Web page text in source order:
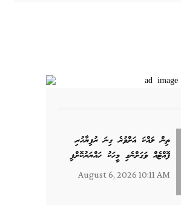
ތިން ލައްކަ އަށްވުރެ ގިނަ ރުފިޔާހުރި
ފޮއްޓެއް ވަގަށްނެގި މީހަކު ހައްޔަރުކޮށްފި
August 6, 2026 10:11 AM